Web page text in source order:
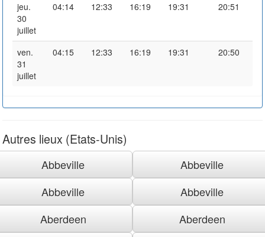
jeu.
30
juillet
04:14 12:33 16:19 19:31 20:51
ven.
31
juillet
04:15 12:33 16:19 19:31 20:50
Autres lieux (Etats-Unis)
Abbeville
Abbeville
Abbeville
Abbeville
Aberdeen
Aberdeen